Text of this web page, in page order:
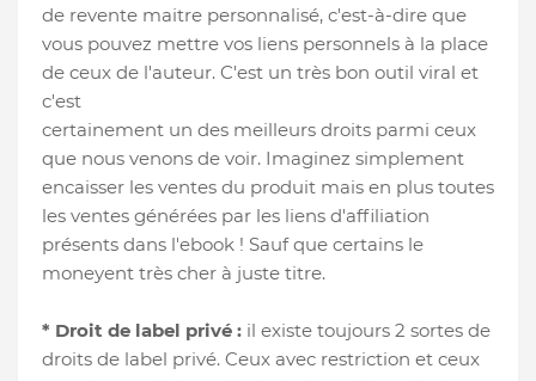
de revente maitre personnalisé, c'est-à-dire que
vous pouvez mettre vos liens personnels à la place
de ceux de l'auteur. C'est un très bon outil viral et
c'est
certainement un des meilleurs droits parmi ceux
que nous venons de voir. Imaginez simplement
encaisser les ventes du produit mais en plus toutes
les ventes générées par les liens d'affiliation
présents dans l'ebook ! Sauf que certains le
moneyent très cher à juste titre.
* Droit de label privé : il existe toujours 2 sortes de
droits de label privé. Ceux avec restriction et ceux